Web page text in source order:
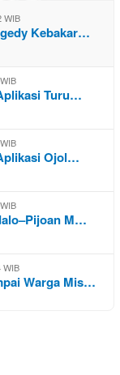
WIB
Kebakar…
Turu…
Ojol…
M…
WIB
Warga Mis…